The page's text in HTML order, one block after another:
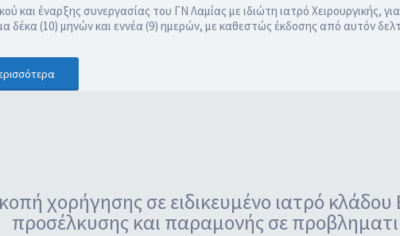
και έναρξης συνεργασίας του ΓΝ Λαμίας με ιδιώτη ιατρό
δέκα (10) μηνών και εννέα (9) ημερών, με καθεστώς έκδοσης από αυτόν
χορήγησης σε ειδικευμένο ιατρό
προσέλκυσης και παραμονής σε